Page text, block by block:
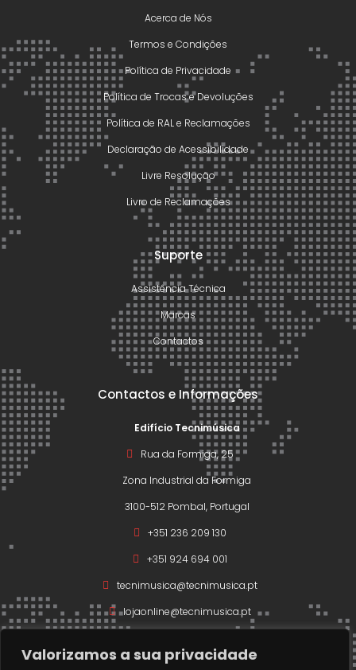
Valorizamos a sua privacidade
Acerca de Nós
Termos e Condições
Política de Privacidade
Política de Trocas e Devoluções
Política de RAL e Reclamações
Declaração de Acessibilidade
Livre Resolução
Livro de Reclamações
Suporte
Assistência Técnica
Marcas
Contactos
Contactos e Informações
Edifício Tecnimúsica
Rua da Formiga, 25
Zona Industrial da Formiga
3100-512 Pombal, Portugal
+351 236 209 130
+351 924 694 001
tecnimusica@tecnimusica.pt
lojaonline@tecnimusica.pt